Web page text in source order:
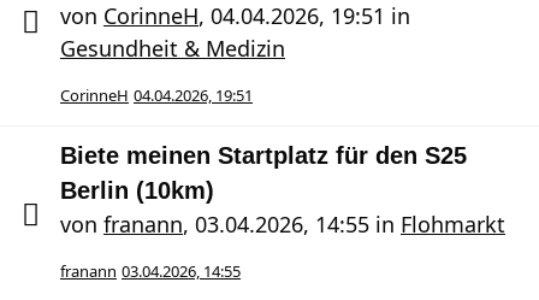
von CorinneH, 04.04.2026, 19:51 in
Gesundheit & Medizin
CorinneH 04.04.2026, 19:51
Biete meinen Startplatz für den S25
Berlin (10km)
von franann, 03.04.2026, 14:55 in Flohmarkt
franann 03.04.2026, 14:55